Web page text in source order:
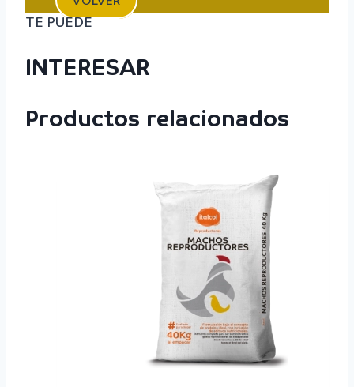
TE PUEDE
INTERESAR
Productos relacionados